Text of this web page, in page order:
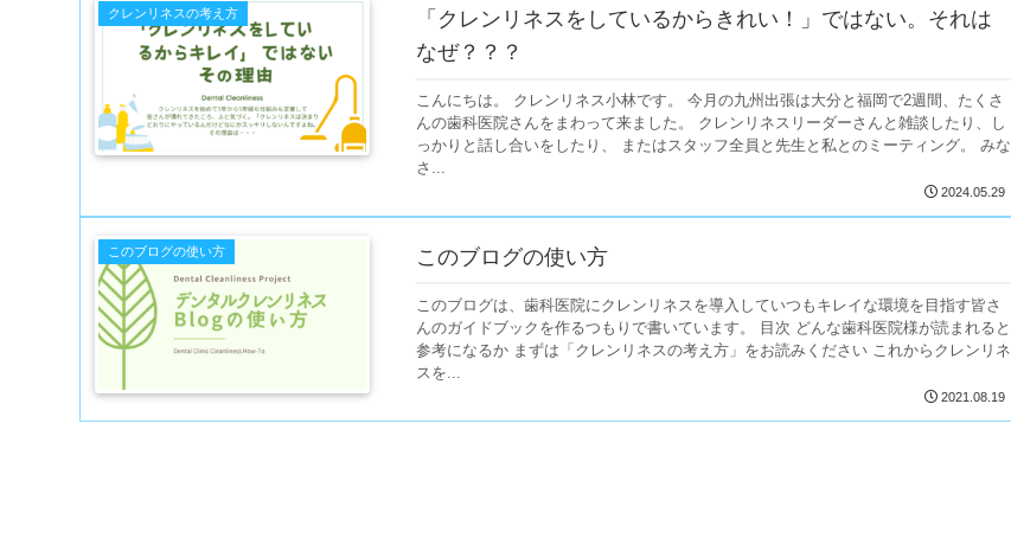
クレンリネスの考え方
「クレンリネスをしているからきれい！」ではない。それは
なぜ？？？
こんにちは。 クレンリネス小林です。 今月の九州出張は大分と福岡で2週間、たくさ
んの歯科医院さんをまわって来ました。 クレンリネスリーダーさんと雑談したり、し
っかりと話し合いをしたり、 またはスタッフ全員と先生と私とのミーティング。 みな
さ...
2024.05.29
このブログの使い方 このブログの使い方
このブログは、歯科医院にクレンリネスを導入していつもキレイな環境を目指す皆さ
んのガイドブックを作るつもりで書いています。 目次 どんな歯科医院様が読まれると
参考になるか まずは「クレンリネスの考え方」をお読みください これからクレンリネ
スを...
2021.08.19